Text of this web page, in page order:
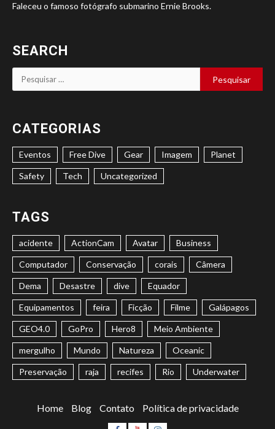
Faleceu o famoso fotógrafo submarino Ernie Brooks.
SEARCH
Pesquisar
por:
CATEGORIAS
Eventos Free Dive Gear Imagem Planet
Safety Tech Uncategorized
TAGS
acidente ActionCam Avatar Business
Computador Conservação corais Câmera
Dema Desastre dive Equador
Equipamentos feira Ficção Filme Galápagos
GEO4.0 GoPro Hero8 Meio Ambiente
mergulho Mundo Natureza Oceanic
Preservação raja recifes Rio Underwater
Home Blog Contato Política de privacidade